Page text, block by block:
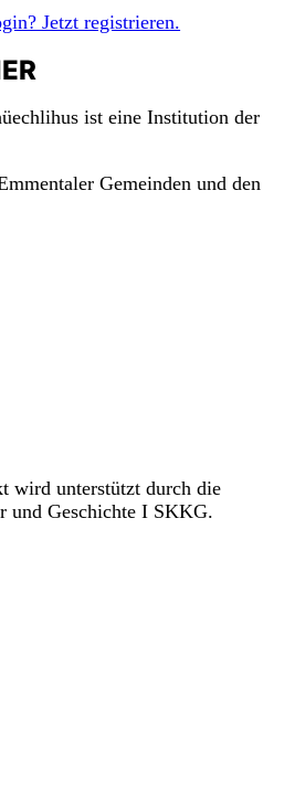
Jetzt registrieren.
ist eine Institution der
Gemeinden und den
wird unterstützt durch die
Geschichte I SKKG.